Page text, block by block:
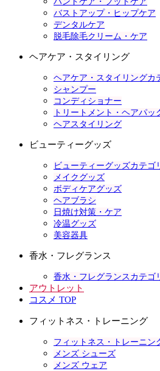
バストアップ・ヒップケア
デンタルケア
脱毛除毛クリーム・ケア
ヘアケア・スタイリング
ヘアケア・スタイリングカ
シャンプー
コンディショナー
トリートメント・ヘアパッ
ヘアスタイリング
ビューティーグッズ
ビューティーグッズカテゴ
メイクグッズ
ボディケアグッズ
ヘアブラシ
日焼け対策・ケア
冷温グッズ
美容器具
香水・フレグランス
香水・フレグランスカテゴ
アウトレット
コスメ TOP
フィットネス・トレーニング
フィットネス・トレーニン
メンズ シューズ
メンズ ウェア